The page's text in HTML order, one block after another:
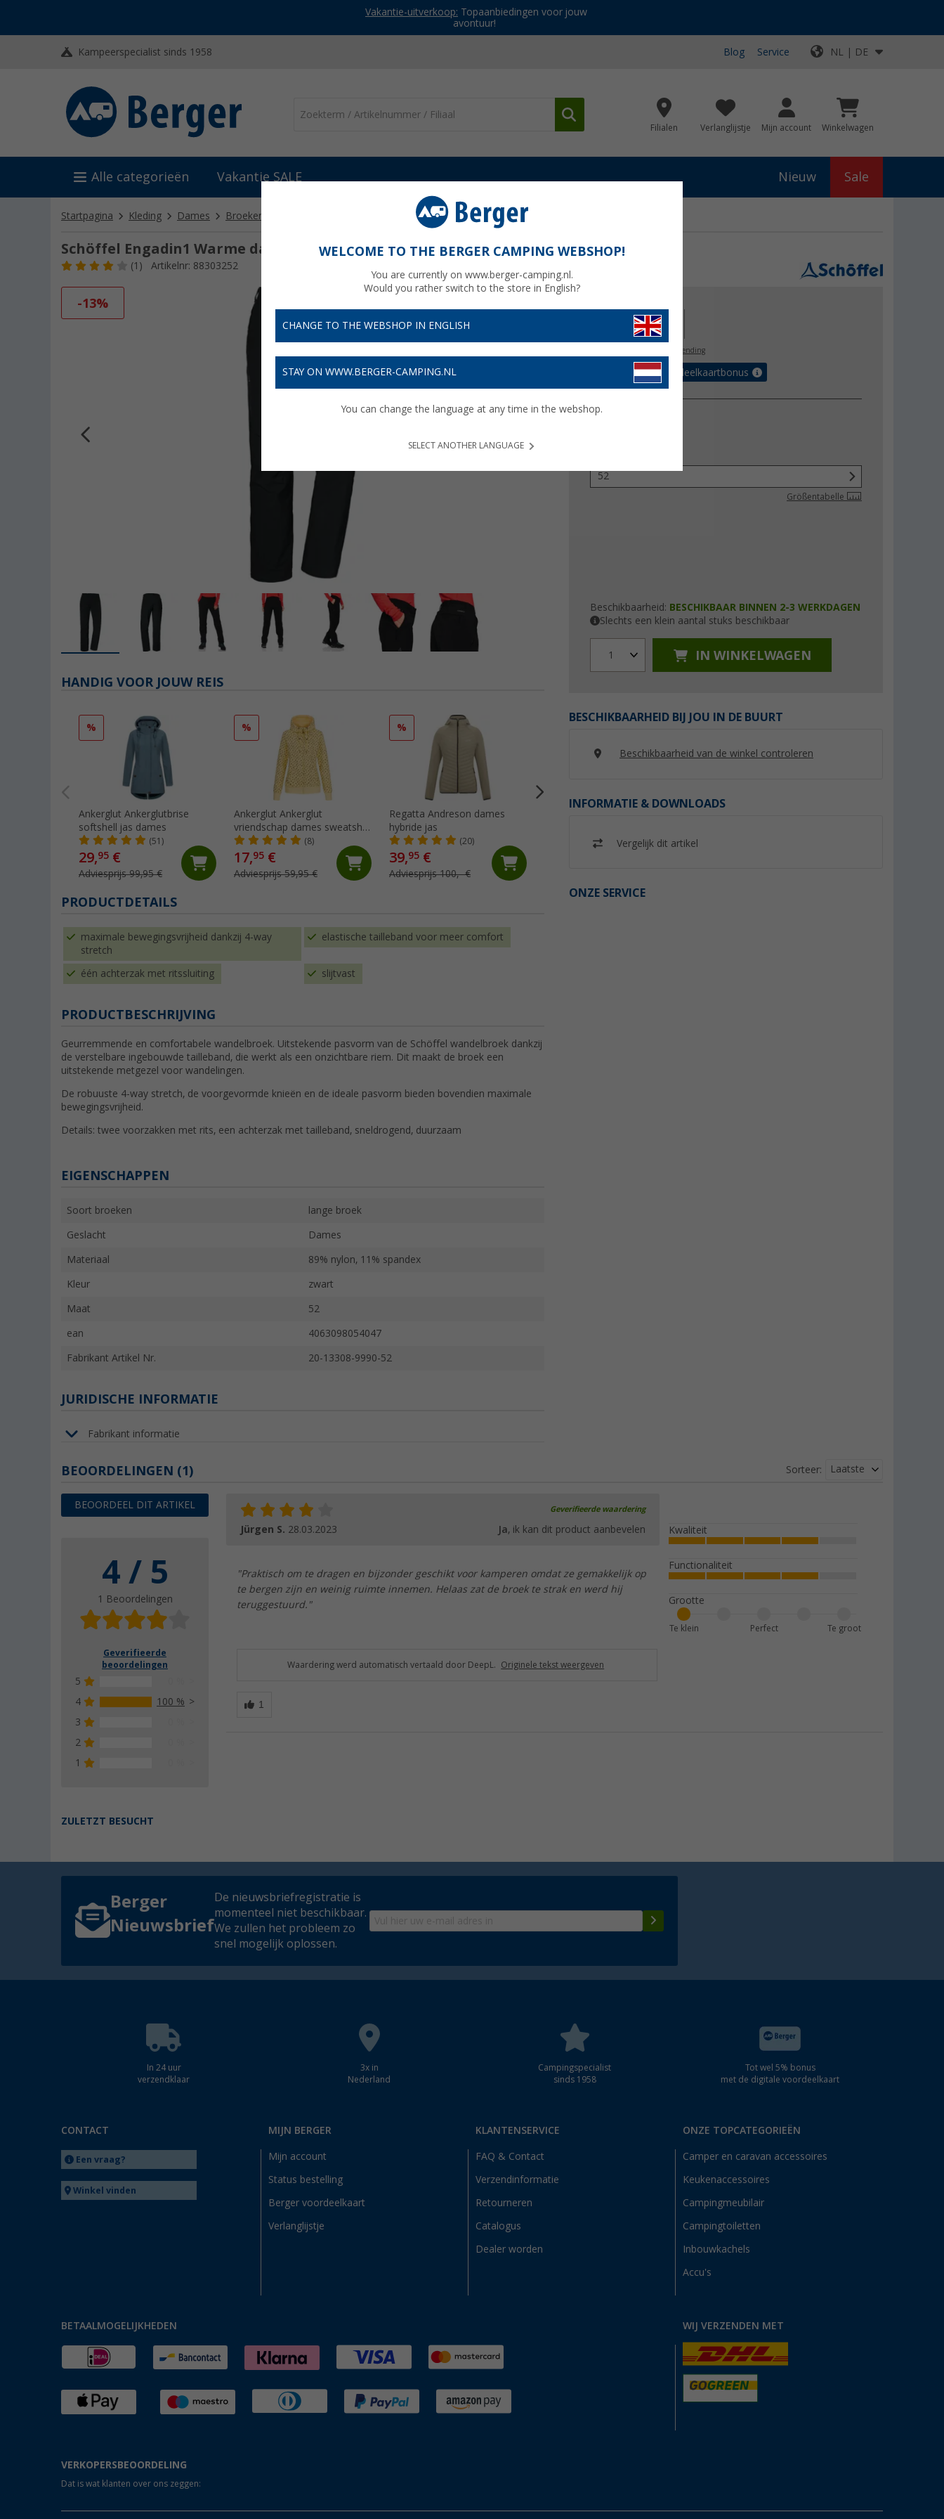
Vakantie-uitverkoop: Topaanbiedingen voor jouw
avontuur!
Kampeerspecialist sinds 1958 Blog Service NL | DE
Filialen Verlanglijstje Mijn account Winkelwagen
Alle categorieën Vakantie SALE Nieuw Sale
Startpagina Kleding Dames Broeken, rokken & jurken Schöffel Engadin1 Warme Damesbroek
Schöffel Engadin1 Warme damesbroek
(1) Artikelnr: 88303252
-13%
€ 129,95
gratis verzending
€ met de voordeelkaartbonus
Kleur
52
Größentabelle
Beschikbaarheid: BESCHIKBAAR BINNEN 2-3 WERKDAGEN
Slechts een klein aantal stuks beschikbaar
1 IN WINKELWAGEN
BESCHIKBAARHEID BIJ JOU IN DE BUURT
Beschikbaarheid van de winkel controleren
INFORMATIE & DOWNLOADS
Vergelijk dit artikel
ONZE SERVICE
HANDIG VOOR JOUW REIS
%
Ankerglut Ankerglutbrise
softshell jas dames
(51)
29,95 €
Adviesprijs 99,95 €
%
Ankerglut Ankerglut
vriendschap dames sweatshirt
jas
(8)
17,95 €
Adviesprijs 59,95 €
%
Regatta Andreson dames
hybride jas
(20)
39,95 €
Adviesprijs 100,- €
(12)
PRODUCTDETAILS
maximale bewegingsvrijheid dankzij 4-way
stretch
elastische tailleband voor meer comfort
één achterzak met ritssluiting slijtvast
PRODUCTBESCHRIJVING
Geurremmende en comfortabele wandelbroek. Uitstekende pasvorm van de Schöffel wandelbroek dankzij
de verstelbare ingebouwde tailleband, die werkt als een onzichtbare riem. Dit maakt de broek een
uitstekende metgezel voor wandelingen.
De robuuste 4-way stretch, de voorgevormde knieën en de ideale pasvorm bieden bovendien maximale
bewegingsvrijheid.
Details: twee voorzakken met rits, een achterzak met tailleband, sneldrogend, duurzaam
EIGENSCHAPPEN
Soort broeken lange broek
Geslacht Dames
Materiaal 89% nylon, 11% spandex
Kleur zwart
Maat 52
ean 4063098054047
Fabrikant Artikel Nr. 20-13308-9990-52
JURIDISCHE INFORMATIE
Fabrikant informatie
BEOORDELINGEN (1)
BEOORDEEL DIT ARTIKEL
4 / 5
1 Beoordelingen
Geverifieerde
beoordelingen
5
4
100 %
3
2
1
Sorteer: Laatste
Geverifieerde waardering
Jürgen S. 28.03.2023 Ja, ik kan dit product aanbevelen
"Praktisch om te dragen en bijzonder geschikt voor kamperen omdat ze gemakkelijk op
te bergen zijn en weinig ruimte innemen. Helaas zat de broek te strak en werd hij
teruggestuurd."
Kwaliteit
Functionaliteit
Grootte
Te groot
Perfect
Te klein
Waardering werd automatisch vertaald door DeepL. Originele tekst weergeven
ZULETZT BESUCHT
Berger
Nieuwsbrief
De nieuwsbriefregistratie is
momenteel niet beschikbaar.
We zullen het probleem zo
snel mogelijk oplossen.
In 24 uur
verzendklaar
3x in
Nederland
Campingspecialist
sinds 1958
Tot wel 5% bonus
met de digitale voordeelkaart
CONTACT
Een vraag?
Winkel vinden
MIJN BERGER
Mijn account
Status bestelling
Berger voordeelkaart
Verlanglijstje
KLANTENSERVICE
FAQ & Contact
Verzendinformatie
Retourneren
Catalogus
Dealer worden
ONZE TOPCATEGORIEËN
Camper en caravan accessoires
Keukenaccessoires
Campingmeubilair
Campingtoiletten
Inbouwkachels
Accu's
BETAALMOGELIJKHEDEN WIJ VERZENDEN MET
VERKOPERSBEOORDELING
Dat is wat klanten over ons zeggen:
WELCOME TO THE BERGER CAMPING WEBSHOP!
You are currently on www.berger-camping.nl.
Would you rather switch to the store in English?
CHANGE TO THE WEBSHOP IN ENGLISH
STAY ON WWW.BERGER-CAMPING.NL
You can change the language at any time in the webshop.
SELECT ANOTHER LANGUAGE